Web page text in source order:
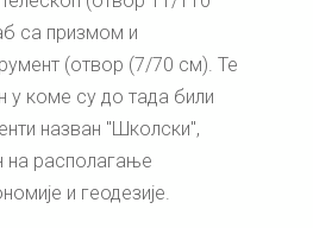
са призмом и
(отвор (7/70 см). Те
у коме су до тада били
назван "Школски",
на располагање
и геодезије.